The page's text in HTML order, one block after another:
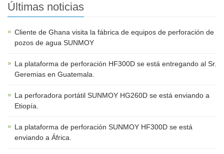
Últimas noticias
Cliente de Ghana visita la fábrica de equipos de perforación de
pozos de agua SUNMOY
La plataforma de perforación HF300D se está entregando al Sr.
Geremias en Guatemala.
La perforadora portátil SUNMOY HG260D se está enviando a
Etiopía.
La plataforma de perforación SUNMOY HF300D se está
enviando a África.